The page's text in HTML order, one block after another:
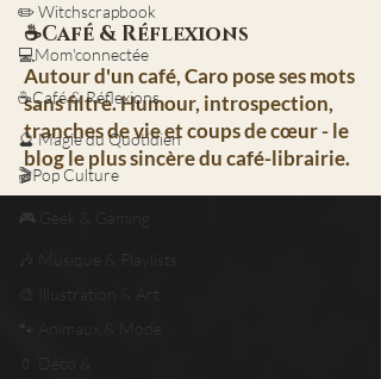
✏️ Witchscrapbook
💻Mom'connectée
☕Café & Réflexions
🔮 Magie du Quotidien
🎬Pop Culture
🎮 Geek & Gaming
🎶 Musique & Playlists
🎨 Illustration & Art
🐾 Animaux & Mode
☕Café & Réflexions
Autour d'un café, Caro pose ses mots
sans filtre. Humour, introspection,
tranches de vie et coups de cœur - le
blog le plus sincère du café-librairie.